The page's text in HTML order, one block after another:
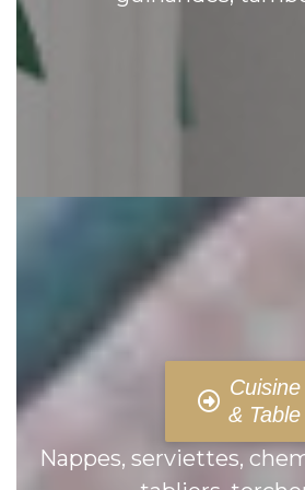
Cuisine
& Table
Nappes, serviettes,